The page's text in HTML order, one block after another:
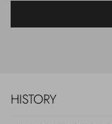
HISTORY